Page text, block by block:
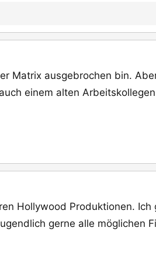
Matrix ausgebrochen bin.
einem alten
Hollywood Produktionen.
gerne alle möglichen